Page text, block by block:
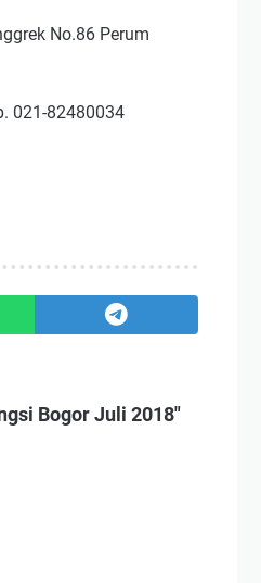
No.86 Perum
021-82480034
Bogor Juli 2018"